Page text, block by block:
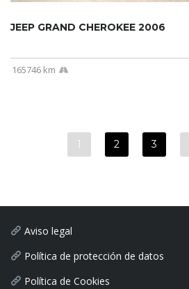
JEEP GRAND CHEROKEE 2006
165746 km
1 2 3
Aviso legal
Política de protección de datos
Política de Cookies